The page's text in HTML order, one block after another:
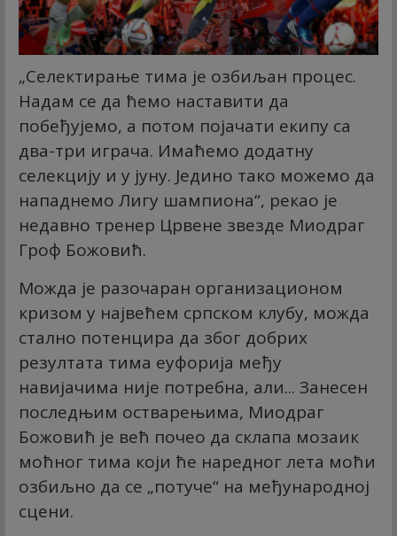
„Селектирање тима је озбиљан процес.
Надам се да ћемо наставити да
побеђујемо, а потом појачати екипу са
два-три играча. Имаћемо додатну
селекцију и у јуну. Једино тако можемо да
нападнемо Лигу шампиона“, рекао је
недавно тренер Црвене звезде Миодраг
Гроф Божовић.
Можда је разочаран организационом
кризом у највећем српском клубу, можда
стално потенцира да због добрих
резултата тима еуфорија међу
навијачима није потребна, али... Занесен
последњим остварењима, Миодраг
Божовић је већ почео да склапа мозаик
моћног тима који ће наредног лета моћи
озбиљно да се „потуче“ на међународној
сцени.